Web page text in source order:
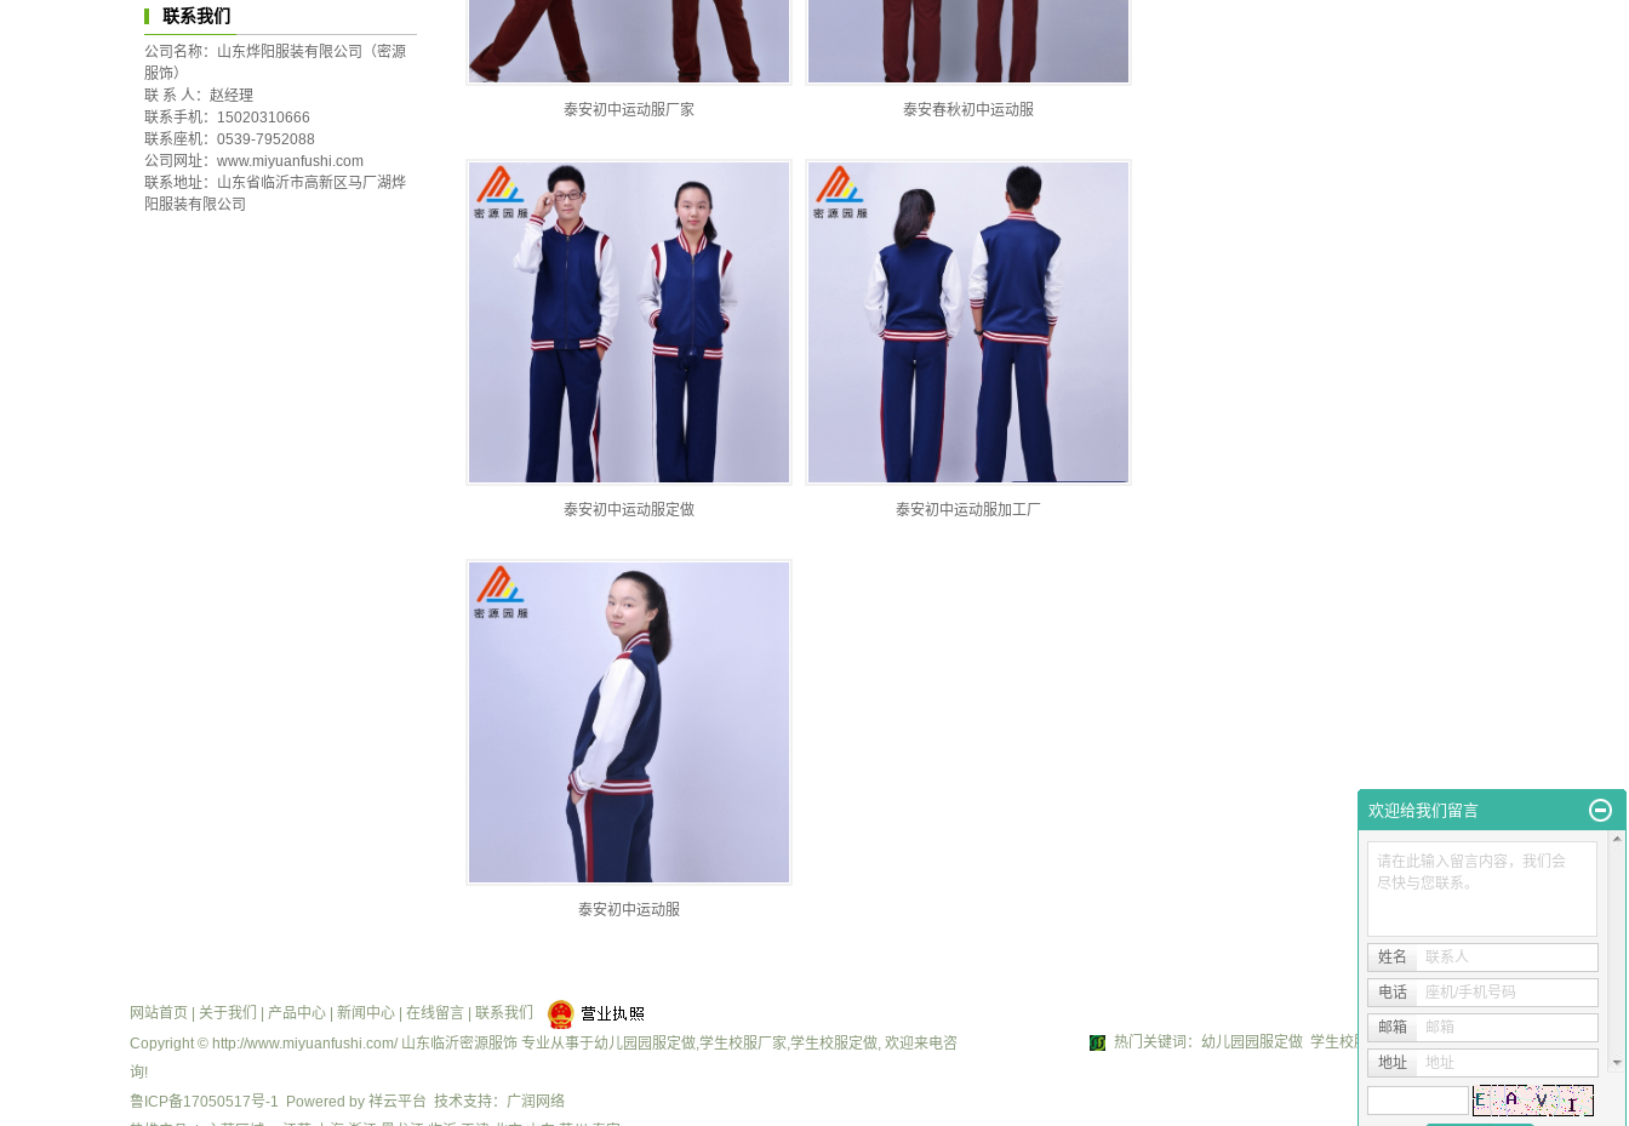
联系我们
公司名称：山东烨阳服装有限公司（密源
服饰）
联 系 人：赵经理
联系手机：15020310666
联系座机：0539-7952088
公司网址：www.miyuanfushi.com
联系地址：山东省临沂市高新区马厂湖烨
阳服装有限公司
泰安初中运动服厂家 泰安春秋初中运动服
泰安初中运动服定做 泰安初中运动服加工厂
泰安初中运动服
网站首页 关于我们 产品中心 新闻中心 在线留言
联系我们
Copyright © http://www.miyuanfushi.com/ 山东临沂密源服饰 专业从事于幼儿园园服定做,学生校服厂家,学生校服定做, 欢迎来电咨
询!
鲁ICP备17050517号-1 Powered by 祥云平台 技术支持： 广润网络
热门关键词： 幼儿园园服定做 学生校服厂家 学生校服定做
欢迎给我们留言
请在此输入留言内容，我们会
尽快与您联系。
姓名 联系人
电话 座机/手机号码
邮箱 邮箱
地址 地址